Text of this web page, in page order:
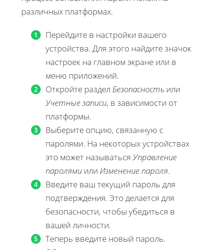
различных платформах.
Перейдите в настройки вашего
устройства. Для этого найдите значок
настроек на главном экране или в
меню приложений.
Откройте раздел Безопасность или
Учетные записи, в зависимости от
платформы.
Выберите опцию, связанную с
паролями. На некоторых устройствах
это может называтьсяУправление
паролями или Изменение пароля.
Введите ваш текущий пароль для
подтверждения. Это делается для
безопасности, чтобы убедиться в
вашей личности.
Теперь введите новый пароль.